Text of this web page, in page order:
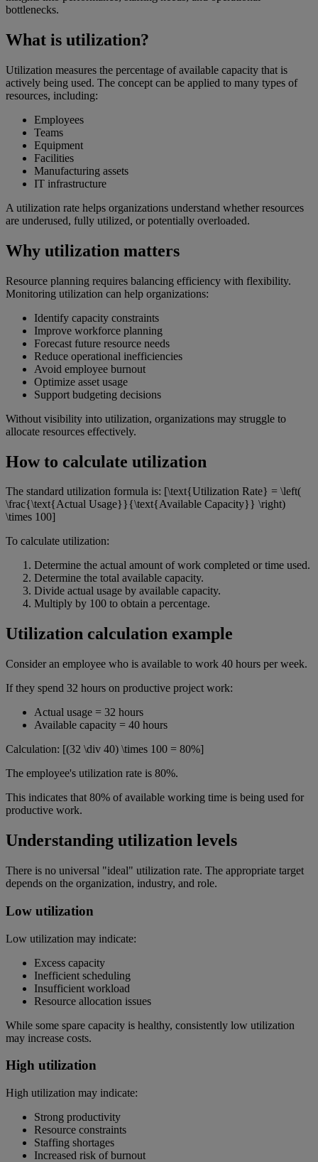
bottlenecks.
What is utilization?
Utilization measures the percentage of available capacity that is
actively being used. The concept can be applied to many types of
resources, including:
Employees
Teams
Equipment
Facilities
Manufacturing assets
IT infrastructure
A utilization rate helps organizations understand whether resources
are underused, fully utilized, or potentially overloaded.
Why utilization matters
Resource planning requires balancing efficiency with flexibility.
Monitoring utilization can help organizations:
Identify capacity constraints
Improve workforce planning
Forecast future resource needs
Reduce operational inefficiencies
Avoid employee burnout
Optimize asset usage
Support budgeting decisions
Without visibility into utilization, organizations may struggle to
allocate resources effectively.
How to calculate utilization
The standard utilization formula is: [\text{Utilization Rate} = \left(
\frac{\text{Actual Usage}}{\text{Available Capacity}} \right)
\times 100]
To calculate utilization:
Determine the actual amount of work completed or time used.
Determine the total available capacity.
Divide actual usage by available capacity.
Multiply by 100 to obtain a percentage.
Utilization calculation example
Consider an employee who is available to work 40 hours per week.
If they spend 32 hours on productive project work:
Actual usage = 32 hours
Available capacity = 40 hours
Calculation: [(32 \div 40) \times 100 = 80%]
The employee's utilization rate is 80%.
This indicates that 80% of available working time is being used for
productive work.
Understanding utilization levels
There is no universal "ideal" utilization rate. The appropriate target
depends on the organization, industry, and role.
Low utilization
Low utilization may indicate:
Excess capacity
Inefficient scheduling
Insufficient workload
Resource allocation issues
While some spare capacity is healthy, consistently low utilization
may increase costs.
High utilization
High utilization may indicate:
Strong productivity
Resource constraints
Staffing shortages
Increased risk of burnout